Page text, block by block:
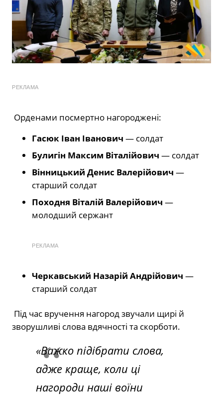
РЕКЛАМА
Орденами посмертно нагороджені:
Гасюк Іван Іванович — солдат
Булигін Максим Віталійович — солдат
Вінницький Денис Валерійович —
старший солдат
Походня Віталій Валерійович —
молодший сержант
РЕКЛАМА
Черкавський Назарій Андрійович —
старший солдат
Під час вручення нагород звучали щирі й
зворушливі слова вдячності та скорботи.
«Важко підібрати слова,
адже краще, коли ці
нагороди наші воїни